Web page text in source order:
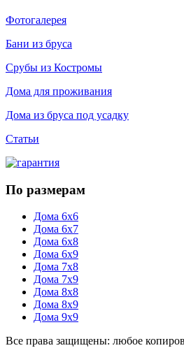
Фотогалерея
Бани из бруса
Срубы из Костромы
Дома для проживания
Дома из бруса под усадку
Статьи
По размерам
Дома 6х6
Дома 6х7
Дома 6х8
Дома 6х9
Дома 7х8
Дома 7х9
Дома 8х8
Дома 8х9
Дома 9х9
Все права защищены: любое